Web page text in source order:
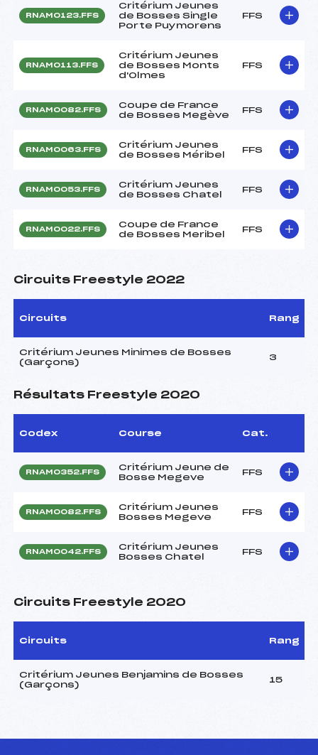
RNAM0123.FFS
Critérium Jeunes
de Bosses Single
Porte Puymorens
FFS
RNAM0113.FFS
Critérium Jeunes
de Bosses Monts
d'Olmes
FFS
RNAM0082.FFS
Coupe de France
de Bosses Megève
FFS
RNAM0063.FFS
Critérium Jeunes
de Bosses Méribel
FFS
RNAM0053.FFS
Critérium Jeunes
de Bosses Chatel
FFS
RNAM0022.FFS
Coupe de France
de Bosses Meribel
FFS
Circuits Freestyle 2022
Circuits Rang
Critérium Jeunes Minimes de Bosses
(Garçons)
3
Résultats Freestyle 2020
Codex Course Cat.
RNAM0352.FFS
Critérium Jeune de
Bosse Megeve
FFS
RNAM0082.FFS
Critérium Jeunes
Bosses Megeve
FFS
RNAM0042.FFS
Critérium Jeunes
Bosses Chatel
FFS
Circuits Freestyle 2020
Circuits Rang
Critérium Jeunes Benjamins de Bosses
(Garçons)
15